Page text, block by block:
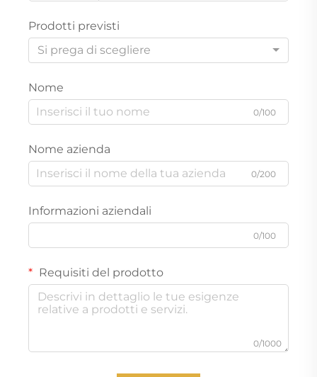
Prodotti previsti
Si prega di scegliere
Nome
0/100
Nome azienda
0/200
Informazioni aziendali
0/100
Requisiti del prodotto
0/1000